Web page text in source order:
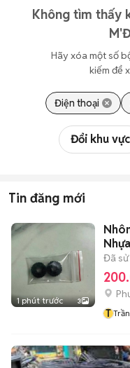
Không tìm thấy
Hãy xóa một số
kiếm để
Điện thoại
Đổi khu vực
Tin đăng mới
1 phút trước 3
Nhựa
Đã
T